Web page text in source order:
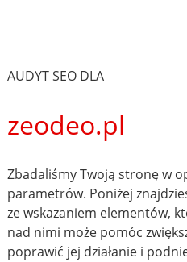
AUDYT SEO DLA
zeodeo.pl
Zbadaliśmy Twoją stronę w
parametrów. Poniżej
ze wskazaniem elementów,
nad nimi może pomóc
poprawić jej działanie i